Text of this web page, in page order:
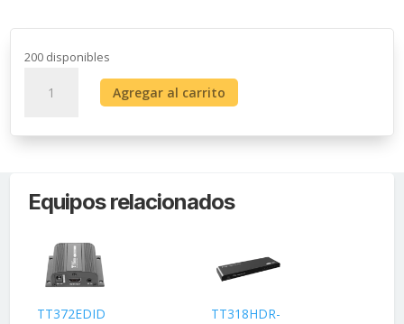
200 disponibles
ACTIVO
CANALES
VIDEO+PODER
solo
Agregar al carrito
Equipos relacionados
TT372EDID
TT318HDR-